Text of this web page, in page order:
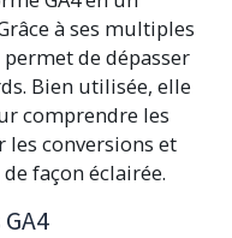
à ses multiples
de dépasser
Bien utilisée, elle
comprendre les
conversions et
façon éclairée.